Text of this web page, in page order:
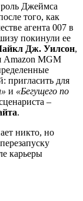
Джеймса
того, как
агента 007 в
покинули ее
Дж. Уилсон,
Amazon MGM
пригласить для
и «Бегущего по
–
.
никто, но
карьеры